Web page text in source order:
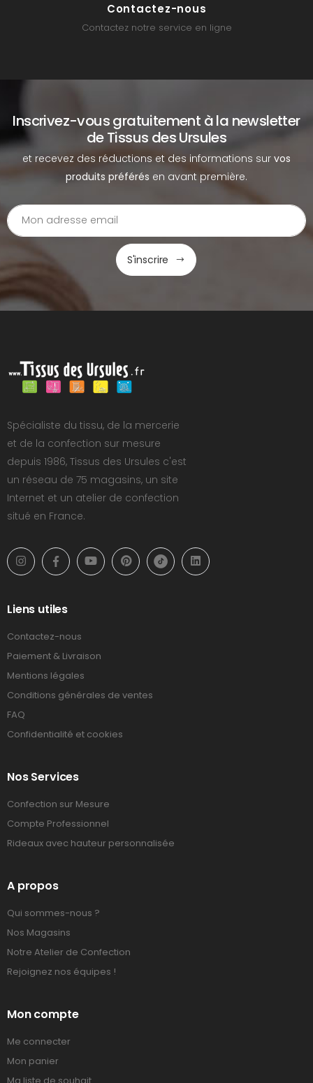
Contactez-nous
Contactez notre service en ligne
Inscrivez-vous gratuitement à la newsletter
de Tissus des Ursules
et recevez des réductions et des informations sur vos
produits préférés en avant première.
S'inscrire
Spécialiste du tissu, de la mercerie
et de la confection sur mesure
depuis 1986, Tissus des Ursules c'est
un réseau de 75 magasins, un site
Internet et un atelier de confection
situé en France.
Liens utiles
Contactez-nous
Paiement & Livraison
Mentions légales
Conditions générales de ventes
FAQ
Confidentialité et cookies
Nos Services
Confection sur Mesure
Compte Professionnel
Rideaux avec hauteur personnalisée
A propos
Qui sommes-nous ?
Nos Magasins
Notre Atelier de Confection
Rejoignez nos équipes !
Mon compte
Me connecter
Mon panier